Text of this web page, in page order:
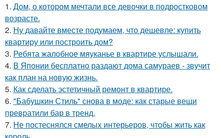
1. Дом, о котором мечтали все девочки в подростковом
возрасте.
2. Ну давайте вместе подумаем, что дешевле: купить
квартиру или построить дом?
3. Ребята жалобное мяуканье в квартире услышали.
4. В Японии бесплатно раздают дома самураев - звучит
как план на новую жизнь.
5. Как сделать эстетичный ремонт в квартире.
6. "Бабушкин Стиль" снова в моде: как старые вещи
превратили бар в тренд.
7. Не постеснялся смелых интерьеров, чтобы жить как